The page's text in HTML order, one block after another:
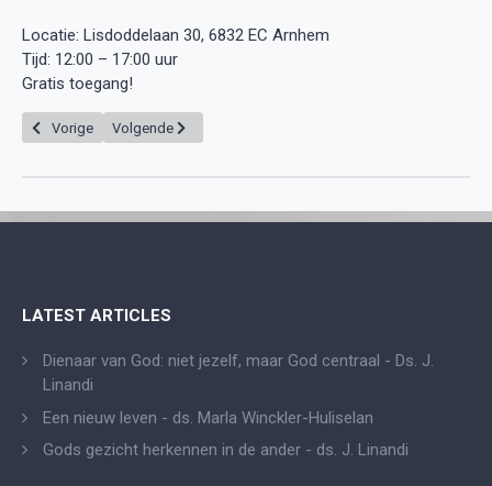
Locatie: Lisdoddelaan 30, 6832 EC Arnhem
Tijd: 12:00 – 17:00 uur
Gratis toegang!
Vorig artikel: GKIN Sportdag
Vorige Volgende artikel: Lustrum GKIN - 40 jaar
Volgende
LATEST ARTICLES
Dienaar van God: niet jezelf, maar God centraal - Ds. J.
Linandi
Een nieuw leven - ds. Marla Winckler-Huliselan
Gods gezicht herkennen in de ander - ds. J. Linandi